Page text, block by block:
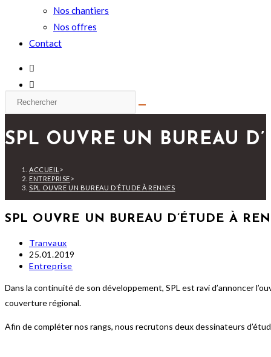
Nos chantiers
Nos offres
Contact
Rechercher
sur
site
SPL OUVRE UN BUREAU
ACCUEIL >
ENTREPRISE>
SPL OUVRE UN BUREAU D’ÉTUDE À RENNES
SPL OUVRE UN BUREAU D’ÉTUDE À
Auteur/autrice
de
la
Tranvaux
Publication
publiée :
25.01.2019
Post
Entreprise
Dans la continuité de son développement, SPL est ravi d’annoncer
couverture régional.
Afin de compléter nos rangs, nous recrutons deux dessinateurs